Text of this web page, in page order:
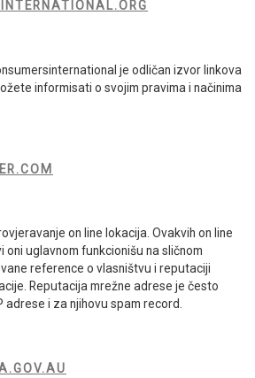
je odličan izvor linkova
informisati o svojim pravima i načinima
on line lokacija. Ovakvih on line
oni uglavnom funkcionišu na sličnom
reference o vlasništvu i reputaciji
Reputacija mrežne adrese je često
i za njihovu spam record.